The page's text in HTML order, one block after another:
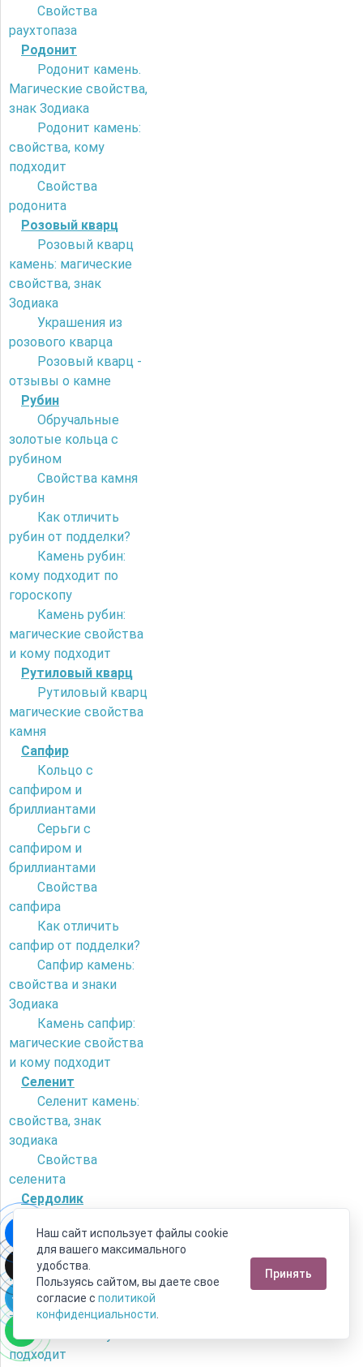
Свойства
раухтопаза
Родонит
Родонит камень.
Магические свойства,
знак Зодиака
Родонит камень:
свойства, кому
подходит
Свойства
родонита
Розовый кварц
Розовый кварц
камень: магические
свойства, знак
Зодиака
Украшения из
розового кварца
Розовый кварц -
отзывы о камне
Рубин
Обручальные
золотые кольца с
рубином
Свойства камня
рубин
Как отличить
рубин от подделки?
Камень рубин:
кому подходит по
гороскопу
Камень рубин:
магические свойства
и кому подходит
Рутиловый кварц
Рутиловый кварц
магические свойства
камня
Сапфир
Кольцо с
сапфиром и
бриллиантами
Серьги с
сапфиром и
бриллиантами
Свойства
сапфира
Как отличить
сапфир от подделки?
Сапфир камень:
свойства и знаки
Зодиака
Камень сапфир:
магические свойства
и кому подходит
Селенит
Селенит камень:
свойства, знак
зодиака
Свойства
селенита
Сердолик
сердолик от
искусственного
камня?
Камень сердолик
- его магические
свойства и кому
подходит
Наш сайт использует файлы cookie
для вашего максимального
удобства.
Пользуясь сайтом, вы даете свое
согласие с политикой
конфиденциальности
Принять